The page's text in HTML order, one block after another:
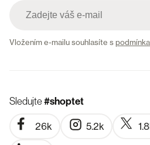
Vložením e-mailu souhlasíte s
Sledujte#shoptet
26k 5.2k